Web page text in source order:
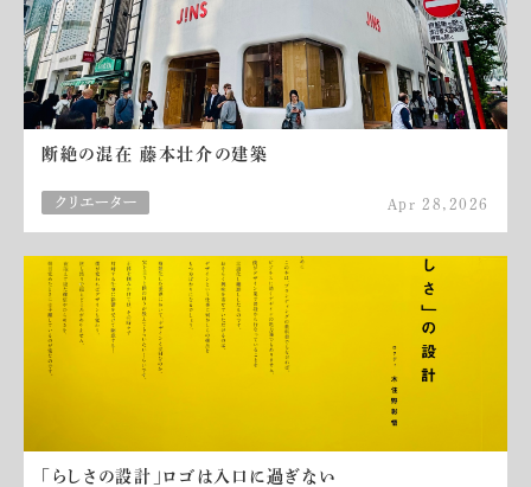
断絶の混在 藤本壮介の建築
Apr 28,2026
「らしさの設計」ロゴは入口に過ぎない